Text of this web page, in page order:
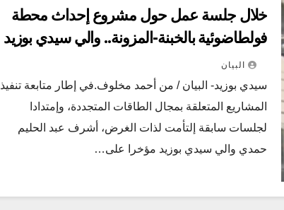
خلال جلسة عمل حول مشروع إحداث محطة
فولطاضوئية بالخبنة-المزونة.. والي سيدي بوزيد
يدعو إلى ضرورة تهيئة كل الظروف الملائمة
لإنطلاق إنجازه..
البيان
سيدي بوزيد- البيان / من أحمد مخلوف.في إطار متابعة تنفيذ
المشاريع المتعلقة بمجال الطاقات المتجددة، وإمتدادا
لجلسات سابقة إلتأمت لذات الغرض، أشرف عبد الحليم
حمدي والي سيدي بوزيد مؤخرا على…